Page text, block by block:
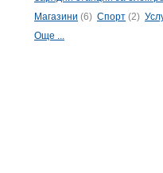
Магазини (6) Спорт (2)
Още ...